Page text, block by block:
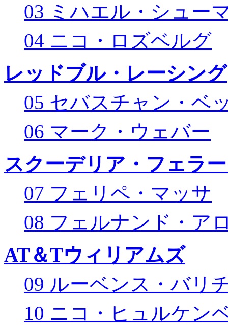
03 ミハエル・シュー
04 ニコ・ロズベルグ
レッドブル・レーシング
05 セバスチャン・ベ
06 マーク・ウェバー
スクーデリア・フェラ
07 フェリペ・マッサ
08 フェルナンド・ア
AT＆Tウィリアムズ
09 ルーベンス・バリ
10 ニコ・ヒュルケン